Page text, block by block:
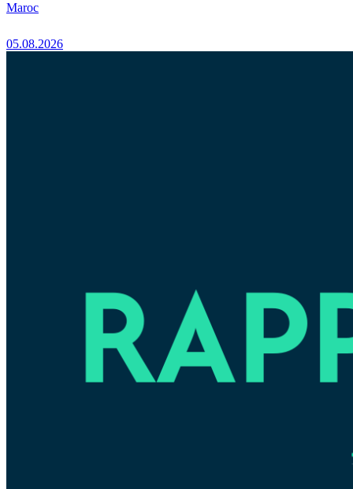
Maroc
05.08.2026